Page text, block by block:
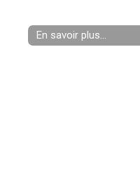
En savoir plus...